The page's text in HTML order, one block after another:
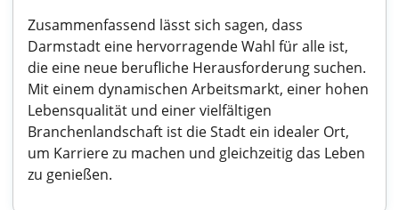
Zusammenfassend lässt sich sagen, dass
Darmstadt eine hervorragende Wahl für alle ist,
die eine neue berufliche Herausforderung suchen.
Mit einem dynamischen Arbeitsmarkt, einer hohen
Lebensqualität und einer vielfältigen
Branchenlandschaft ist die Stadt ein idealer Ort,
um Karriere zu machen und gleichzeitig das Leben
zu genießen.